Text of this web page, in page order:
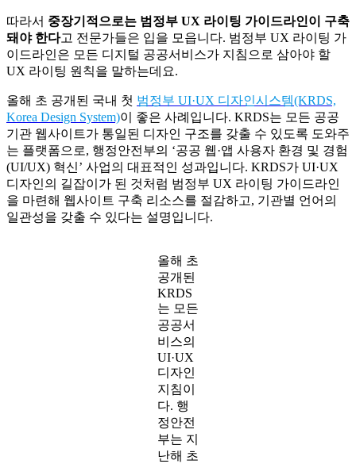
따라서 중장기적으로는 범정부 UX 라이팅 가이드라인이 구축
돼야 한다고 전문가들은 입을 모읍니다. 범정부 UX 라이팅 가
이드라인은 모든 디지털 공공서비스가 지침으로 삼아야 할
UX 라이팅 원칙을 말하는데요.
올해 초 공개된 국내 첫 범정부 UI·UX 디자인시스템(KRDS,
Korea Design System)이 좋은 사례입니다. KRDS는 모든 공공
기관 웹사이트가 통일된 디자인 구조를 갖출 수 있도록 도와주
는 플랫폼으로, 행정안전부의 ‘공공 웹·앱 사용자 환경 및 경험
(UI/UX) 혁신’ 사업의 대표적인 성과입니다. KRDS가 UI·UX
디자인의 길잡이가 된 것처럼 범정부 UX 라이팅 가이드라인
을 마련해 웹사이트 구축 리소스를 절감하고, 기관별 언어의
일관성을 갖출 수 있다는 설명입니다.
올해 초
공개된
KRDS
는 모든
공공서
비스의
UI·UX
디자인
지침이
다. 행
정안전
부는 지
난해 초